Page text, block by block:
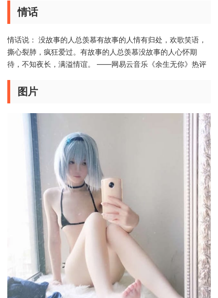
情话
情话说： 没故事的人总羡慕有故事的人情有归处，欢歌笑语，
撕心裂肺，疯狂爱过。有故事的人总羡慕没故事的人心怀期
待，不知夜长，满溢情谊。 ——网易云音乐《余生无你》热评 ​ ​​​
图片